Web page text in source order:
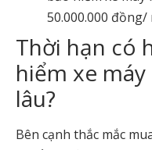
50.000.000
Thời hạn có
hiểm xe
lâu?
Bên cạnh thắc mắc